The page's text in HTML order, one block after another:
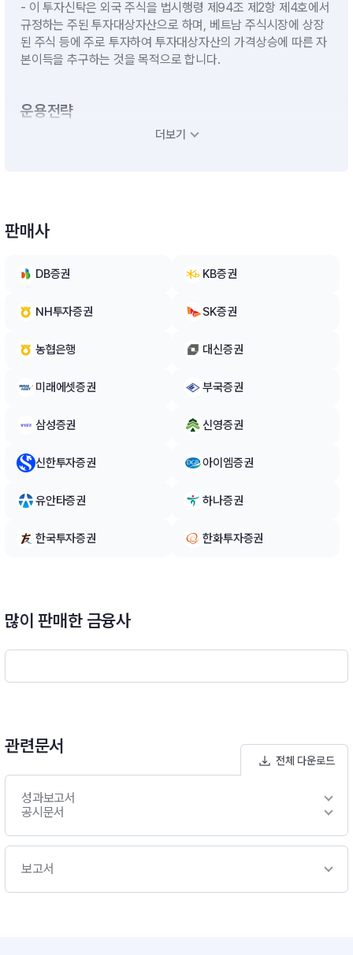
- 이 투자신탁은 외국 주식을 법시행령 제94조 제2항 제4호에서
규정하는 주된 투자대상자산으로 하며, 베트남 주식시장에 상장
된 주식 등에 주로 투자하여 투자대상자산의 가격상승에 따른 자
본이득을 추구하는 것을 목적으로 합니다.
운용전략
(1) 기본운용전략 - 모투자신탁의 수익증권에 투자신탁재산의 대
의 범위내에서 10%를 초과할 수 있습니다. (2) 환위험 관리 전략
이 투자신탁은 환율변동위험에 노출됩니다. 모투자신탁의 전략
주식시장에 상장된 주식에 주로 투자하고, 투자신탁재산의 일부
고성장이 예상되는 우량 경기 순환 산업 관련 종목 및 중산층 출
편입 하고 외국인 투자 한도가 소진되어 투자가 제한된 우량주의
고 성장 주도기업들을 중심으로 투자할 예정입니다. ㅇ 철저한 거
시경제 지표 분석과 모니터링을 통해 주식 편입비를 조정하여여
운영합니다. (2) 환위험 관리전략- 이 투자신탁은 환율변동으로
인한 투자신탁재산의 위험을 방지하기 위한 환헤지 전략을 실행
노출됩니다.※ 환헤지 : 환헤지란 선물환 계약 등을 이용하여 펀드
것을 말합니다. 즉, 해외펀드는 대부분 외국통화로 주식 등을 사
예상과 달리 환율이 상승하게 되면 환헤지로 인하여 환차익(환율
상승으로 인한 이익)을 얻을 수 있는 기회가 상실되기도 합니다.
10%)]
더보기
판매사
DB증권 KB증권
NH투자증권 SK증권
농협은행 대신증권
미래에셋증권 부국증권
삼성증권 신영증권
신한투자증권 아이엠증권
유안타증권 하나증권
한국투자증권 한화투자증권
많이 판매한 금융사
관련문서
전체 다운로드
성과보고서
공시문서
보고서